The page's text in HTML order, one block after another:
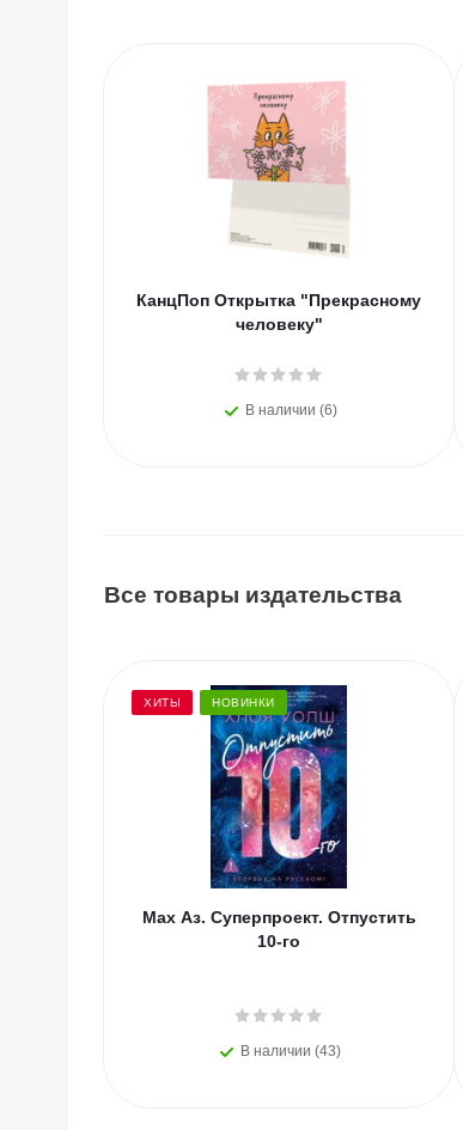
КанцПоп Открытка "Прекрасному
человеку"
В наличии (6)
Все товары издательства
ХИТЫ НОВИНКИ
Мах Аз. Суперпроект. Отпустить
10-го
В наличии (43)